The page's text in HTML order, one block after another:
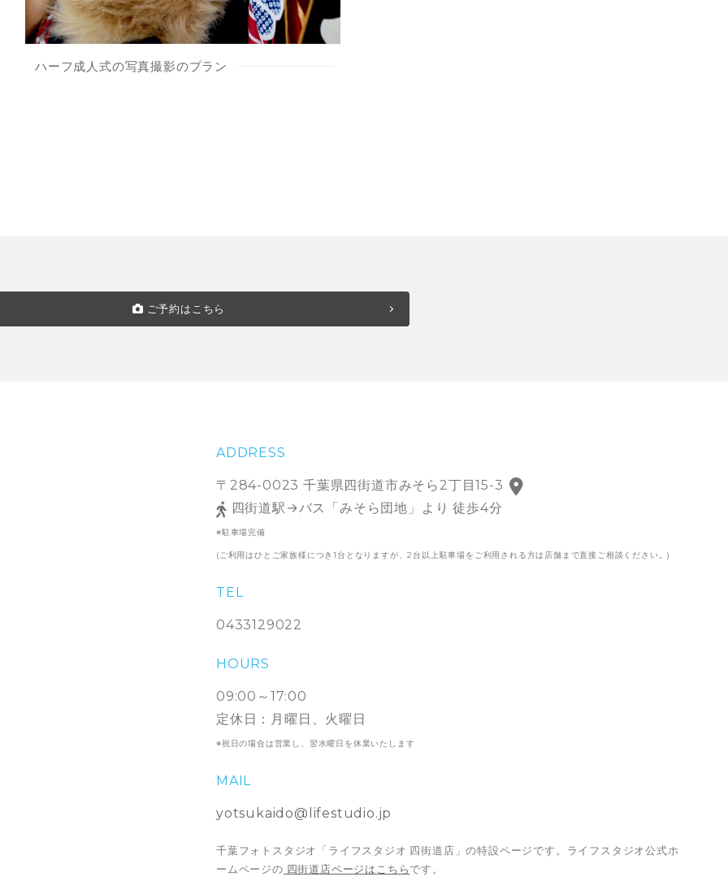
ハーフ成人式の写真撮影のプラン
ご予約はこちら
ADDRESS
〒284-0023 千葉県四街道市みそら2丁目15-3
四街道駅→バス「みそら団地」より 徒歩4分
※駐車場完備
(ご利用はひとご家族様につき1台となりますが、2台以上駐車場をご利用される方は店舗まで直接ご相談ください。)
TEL
0433129022
HOURS
09:00～17:00
定休日：月曜日、火曜日
※祝日の場合は営業し、翌水曜日を休業いたします
MAIL
yotsukaido@lifestudio.jp
千葉フォトスタジオ「ライフスタジオ 四街道店」の特設ページです。ライフスタジオ公式ホ
ームページの 四街道店ページはこちらです。